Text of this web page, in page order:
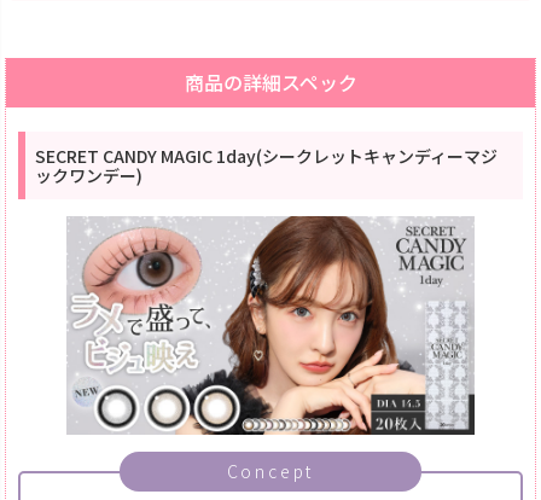
商品の詳細スペック
SECRET CANDY MAGIC 1day(シークレットキャンディーマジ
ックワンデー)
Concept